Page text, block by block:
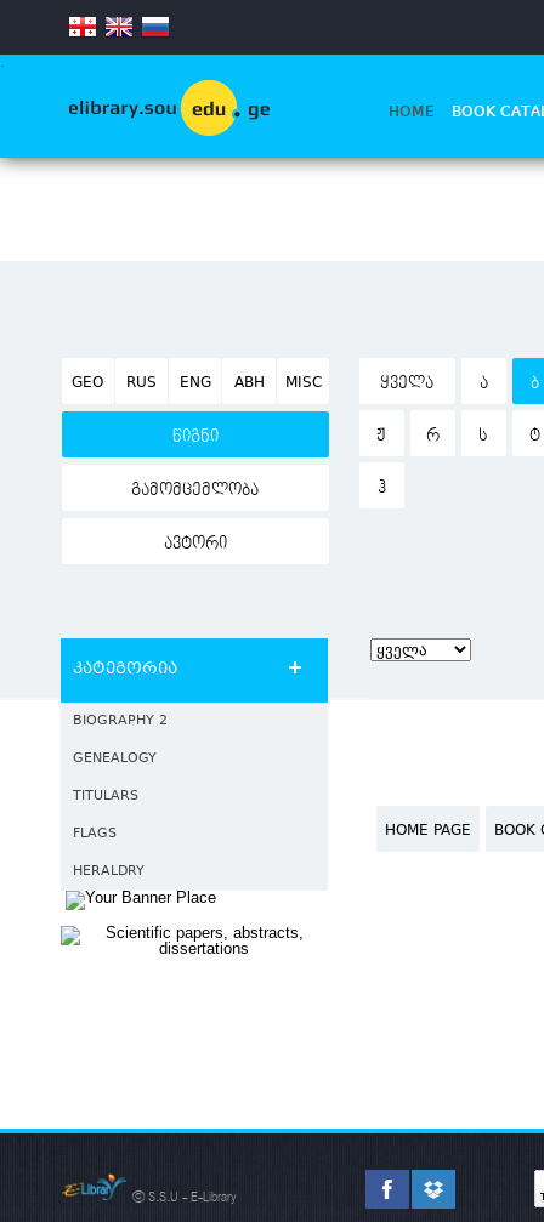
.
HOME BOOK
GEO RUS ENG ABH MISC
წიგნი
გამომცემლობა
ავტორი
ᲧᲕᲔᲚᲐ Ა Ბ
Ჟ Რ Ს Ტ
Ჰ
კატეგორია
BIOGRAPHY 2
GENEALOGY
TITULARS
FLAGS
HERALDRY
HOME PAGE BOOK
© S.S.U - E-Library